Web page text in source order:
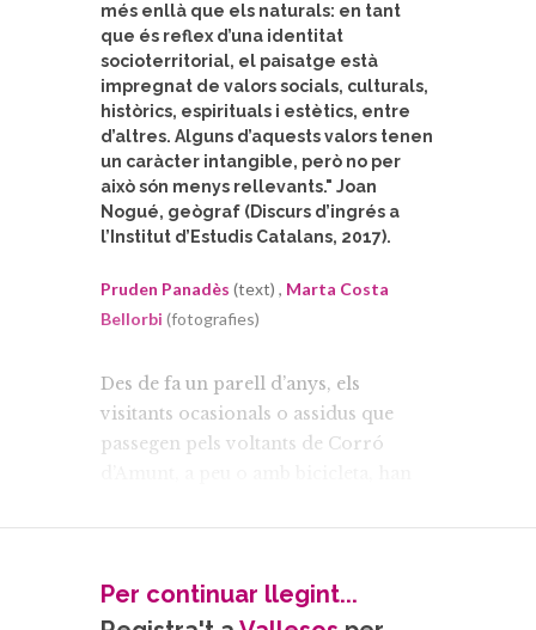
més enllà que els naturals: en tant
que és reflex d’una identitat
socioterritorial, el paisatge està
impregnat de valors socials, culturals,
històrics, espirituals i estètics, entre
d’altres. Alguns d’aquests valors tenen
un caràcter intangible, però no per
això són menys rellevants." Joan
Nogué, geògraf (Discurs d’ingrés a
l’Institut d’Estudis Catalans, 2017).
Pruden Panadès (text) , Marta Costa
Bellorbi (fotografies)
Des de fa un parell d’anys, els
visitants ocasionals o assidus que
passegen pels voltants de Corró
façanes, bosses i samarretes un
Corró d’Amunt”.
En el Consell de Poble del 28 de juliol
Per continuar llegint...